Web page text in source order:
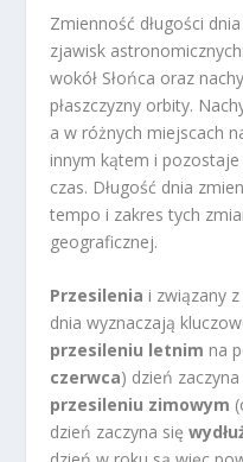
Zmienność długości
zjawisk
wokół Słońca oraz
płaszczyzny orbity.
a w różnych miejscach
innym kątem i
czas. Długość dnia
tempo i zakres tych
geograficznej.
Przesilenia i związany
dnia wyznaczają
przesileniu letnim na
czerwca) dzień zaczyna
przesileniu zimowym
dzień zaczyna się